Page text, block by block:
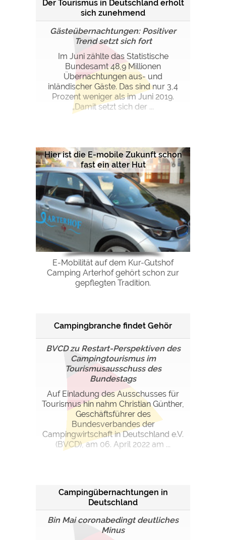
Der Tourismus in Deutschland erholt
sich zunehmend
Gästeübernachtungen: Positiver
Trend setzt sich fort
Im Juni zählte das Statistische
Bundesamt 48,9 Millionen
Übernachtungen aus- und
inländischer Gäste. Das sind nur 3,4
Prozent weniger als im Juni 2019.
„Damit setzt sich der ...
Hier ist die E-mobile Zukunft schon
fast ein alter Hut
E-Mobilität auf dem Kur-Gutshof
Camping Arterhof gehört schon zur
gepflegten Tradition.
Campingbranche findet Gehör
BVCD zu Restart-Perspektiven des
Campingtourismus im
Tourismusausschuss des
Bundestags
Auf Einladung des Ausschusses für
Tourismus hin nahm Christian Günther,
Geschäftsführer des
Bundesverbandes der
Campingwirtschaft in Deutschland e.V.
(BVCD), am 06. April 2022 am ...
Campingübernachtungen in
Deutschland
Bin Mai coronabedingt deutliches
Minus